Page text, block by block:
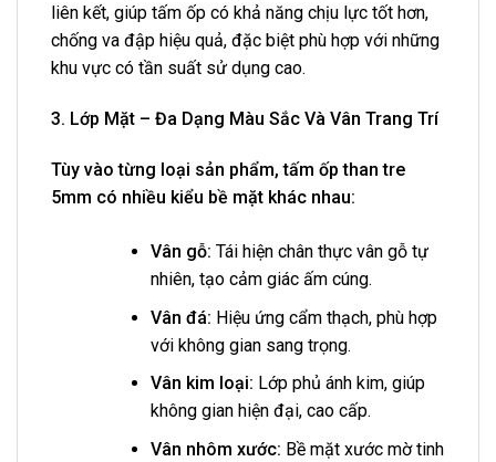
liên kết, giúp tấm ốp có khả năng chịu lực tốt hơn,
chống va đập hiệu quả, đặc biệt phù hợp với những
khu vực có tần suất sử dụng cao.
3. Lớp Mặt – Đa Dạng Màu Sắc Và Vân Trang Trí
Tùy vào từng loại sản phẩm, tấm ốp than tre
5mm có nhiều kiểu bề mặt khác nhau:
Vân gỗ: Tái hiện chân thực vân gỗ tự
nhiên, tạo cảm giác ấm cúng.
Vân đá: Hiệu ứng cẩm thạch, phù hợp
với không gian sang trọng.
Vân kim loại: Lớp phủ ánh kim, giúp
không gian hiện đại, cao cấp.
Vân nhôm xước: Bề mặt xước mờ tinh